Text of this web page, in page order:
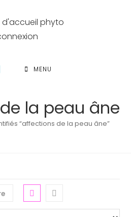
MENU
la peau âne
“affections de la peau âne”